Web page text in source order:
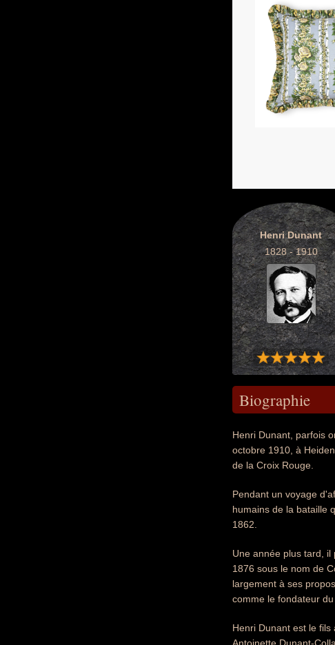
Henri Dunant
1828 - 1910
Biographie
Henri Dunant, parfois
octobre 1910, à
de la Croix Rouge.
Pendant un voyage
humains de la bataille
1862.
Une année plus tard,
1876 sous le nom de
largement à ses
comme le fondateur
Henri Dunant est le